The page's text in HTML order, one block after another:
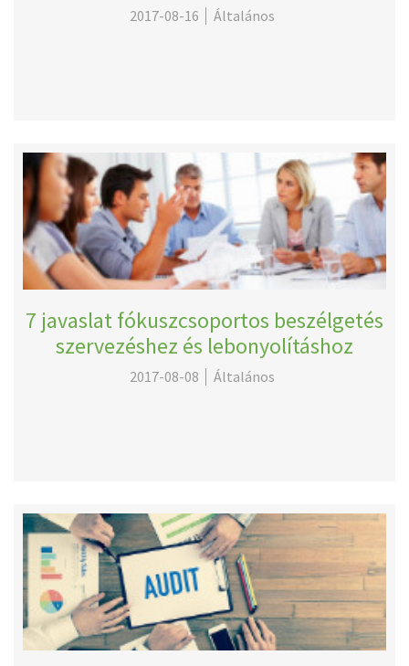
2017-08-16 Általános
7 javaslat fókuszcsoportos beszélgetés
szervezéshez és lebonyolításhoz
2017-08-08 Általános